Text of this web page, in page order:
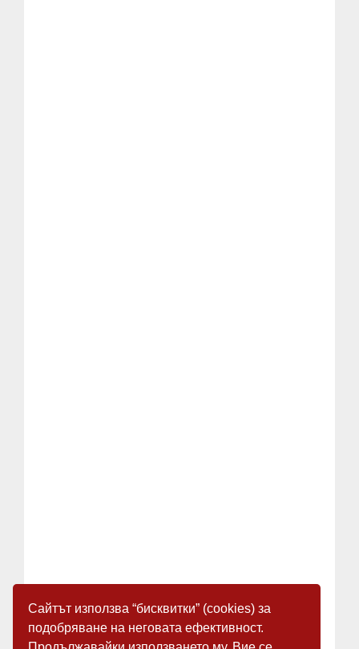
Сайтът използва “бисквитки” (cookies) за
подобряване на неговата ефективност.